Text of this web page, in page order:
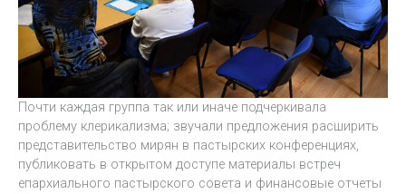
Почти каждая группа так или иначе подчеркивала
проблему клерикализма; звучали предложения расширить
представительство мирян в пастырских конференциях,
публиковать в открытом доступе материалы встреч
епархиального пастырского совета и финансовые отчеты